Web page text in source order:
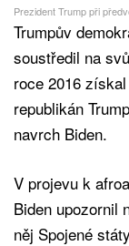
Prezident Trump při
Trumpův
soustředil na
roce 2016
republikán
navrch Biden.
V projevu k
Biden upozornil
něj Spojené